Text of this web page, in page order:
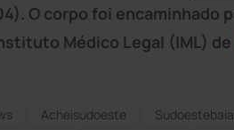
O corpo foi encaminhado
Médico Legal (IML) de
Acheisudoeste